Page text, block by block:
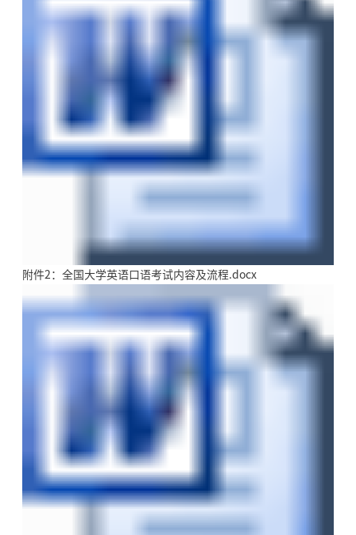
附件2：全国大学英语口语考试内容及流程.docx